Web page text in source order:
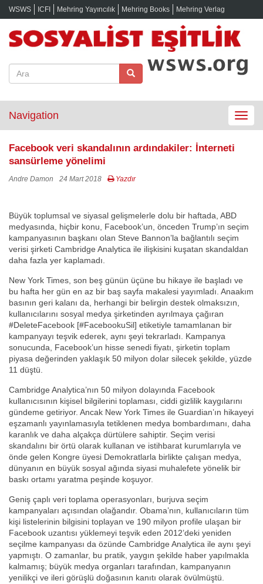
WSWS ICFI Mehring Yayıncılık Mehring Books Mehring Verlag
Toggle
Navigation
Facebook veri skandalının ardındakiler: İnterneti
sansürleme yönelimi
Andre Damon 24 Mart 2018 Yazdır
Büyük toplumsal ve siyasal gelişmelerle dolu bir haftada, ABD
medyasında, hiçbir konu, Facebook’un, önceden Trump’ın seçim
kampanyasının başkanı olan Steve Bannon’la bağlantılı seçim
verisi şirketi Cambridge Analytica ile ilişkisini kuşatan skandaldan
daha fazla yer kaplamadı.
New York Times, son beş günün üçüne bu hikaye ile başladı ve
bu hafta her gün en az bir baş sayfa makalesi yayımladı. Anaakım
basının geri kalanı da, herhangi bir belirgin destek olmaksızın,
kullanıcılarını sosyal medya şirketinden ayrılmaya çağıran
#DeleteFacebook [#FacebookuSil] etiketiyle tamamlanan bir
kampanyayı teşvik ederek, aynı şeyi tekrarladı. Kampanya
sonucunda, Facebook’un hisse senedi fiyatı, şirketin toplam
piyasa değerinden yaklaşık 50 milyon dolar silecek şekilde, yüzde
11 düştü.
Cambridge Analytica’nın 50 milyon dolayında Facebook
kullanıcısının kişisel bilgilerini toplaması, ciddi gizlilik kaygılarını
gündeme getiriyor. Ancak New York Times ile Guardian’ın hikayeyi
eşzamanlı yayınlamasıyla tetiklenen medya bombardımanı, daha
karanlık ve daha alçakça dürtülere sahiptir. Seçim verisi
skandalını bir örtü olarak kullanan ve istihbarat kurumlarıyla ve
önde gelen Kongre üyesi Demokratlarla birlikte çalışan medya,
dünyanın en büyük sosyal ağında siyasi muhalefete yönelik bir
baskı ortamı yaratma peşinde koşuyor.
Geniş çaplı veri toplama operasyonları, burjuva seçim
kampanyaları açısından olağandır. Obama’nın, kullanıcıların tüm
kişi listelerinin bilgisini toplayan ve 190 milyon profile ulaşan bir
Facebook uzantısı yüklemeyi teşvik eden 2012’deki yeniden
seçilme kampanyası da özünde Cambridge Analytica ile aynı şeyi
yapmıştı. O zamanlar, bu pratik, yaygın şekilde haber yapılmakla
kalmamış; büyük medya organları tarafından, kampanyanın
yenilikçi ve ileri görüşlü doğasının kanıtı olarak övülmüştü.